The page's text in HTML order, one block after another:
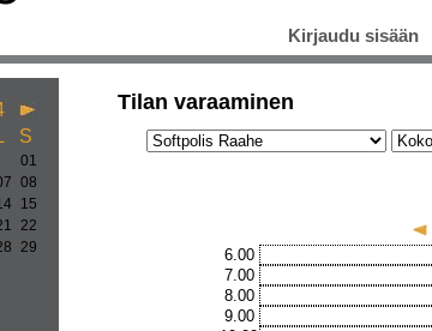
Kirjaudu sisään
S
01
08
15
22
29
Tilan varaaminen
6.00
7.00
8.00
9.00